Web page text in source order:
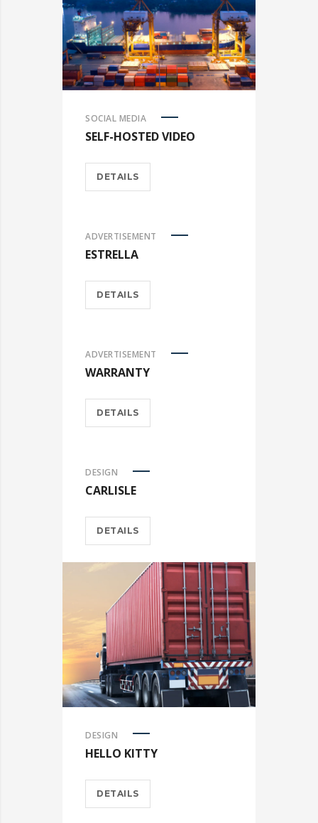
SOCIAL MEDIA
SELF-HOSTED VIDEO
DETAILS
ADVERTISEMENT
ESTRELLA
DETAILS
ADVERTISEMENT
WARRANTY
DETAILS
DESIGN
CARLISLE
DETAILS
DESIGN
HELLO KITTY
DETAILS